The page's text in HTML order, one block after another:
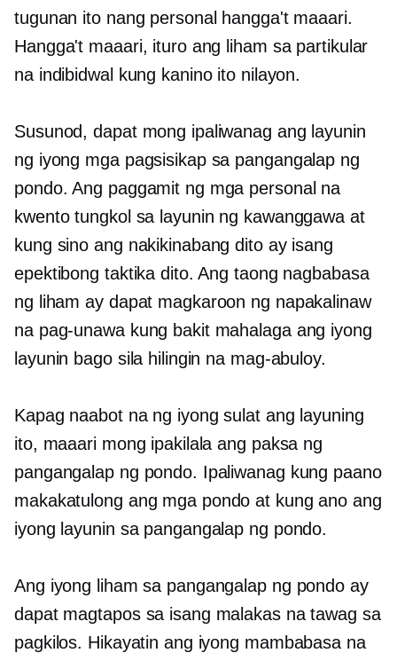
tugunan ito nang personal hangga't maaari.
Hangga't maaari, ituro ang liham sa partikular
na indibidwal kung kanino ito nilayon.
Susunod, dapat mong ipaliwanag ang layunin
ng iyong mga pagsisikap sa pangangalap ng
pondo. Ang paggamit ng mga personal na
kwento tungkol sa layunin ng kawanggawa at
kung sino ang nakikinabang dito ay isang
epektibong taktika dito. Ang taong nagbabasa
ng liham ay dapat magkaroon ng napakalinaw
na pag-unawa kung bakit mahalaga ang iyong
layunin bago sila hilingin na mag-abuloy.
Kapag naabot na ng iyong sulat ang layuning
ito, maaari mong ipakilala ang paksa ng
pangangalap ng pondo. Ipaliwanag kung paano
makakatulong ang mga pondo at kung ano ang
iyong layunin sa pangangalap ng pondo.
Ang iyong liham sa pangangalap ng pondo ay
dapat magtapos sa isang malakas na tawag sa
pagkilos. Hikayatin ang iyong mambabasa na